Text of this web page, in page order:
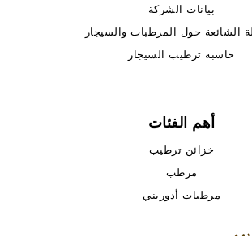
بيانات الشركة
الشائعة حول المرطبات والسيجار
حاسبة ترطيب السيجار
أهم الفئات
خزائن ترطيب
مرطب
مرطبات أدوريني